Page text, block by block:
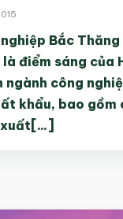
Bắc Thăng
điểm sáng của
công
khẩu, bao gồm